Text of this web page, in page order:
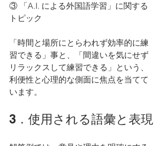
③ 「A.I. による外国語学習」に関する
トピック
「時間と場所にとらわれず効率的に練
習できる」事と、「間違いを気にせず
リラックスして練習できる」という、
利便性と心理的な側面に焦点を当てて
います。
3．使用される語彙と表現